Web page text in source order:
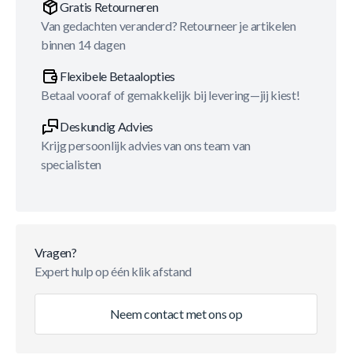
Gratis Retourneren
Van gedachten veranderd? Retourneer je artikelen
binnen 14 dagen
Flexibele Betaalopties
Betaal vooraf of gemakkelijk bij levering—jij kiest!
Deskundig Advies
Krijg persoonlijk advies van ons team van
specialisten
Vragen?
Expert hulp op één klik afstand
Neem contact met ons op